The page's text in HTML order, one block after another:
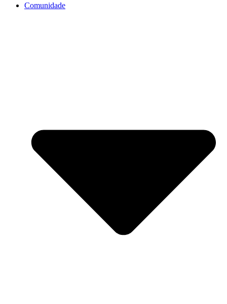
Comunidade